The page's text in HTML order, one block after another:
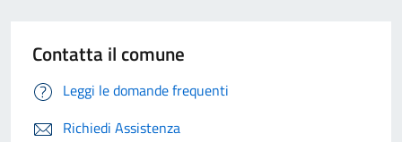
Contatta il comune
Leggi le domande frequenti
Richiedi Assistenza